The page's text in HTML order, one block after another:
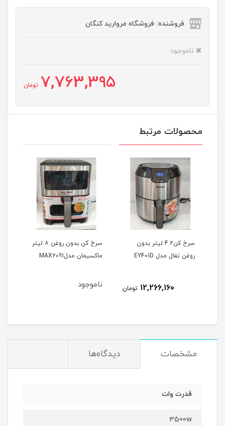
فروشنده: فروشگاه مروارید کنگان
ناموجود
7,763,395 تومان
محصولات مرتبط
سرخ کن4.2 لیتر بدون
روغن تفال مدل EY401D
12,266,160 تومان
سرخ کن بدون روغن ۸ لیتر
ماکسیمان مدلMAX2091
ناموجود
مشخصات دیدگاه‌ها
قدرت وات
3500w